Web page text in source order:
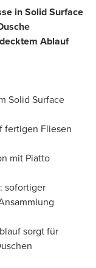
in Solid Surface
Ablauf
Solid Surface
fertigen Fliesen
mit Piatto
sofortiger
sorgt für